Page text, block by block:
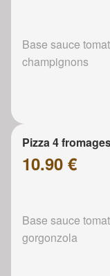
Base sauce
champignons
Pizza 4
10.90 €
Base sauce
gorgonzola